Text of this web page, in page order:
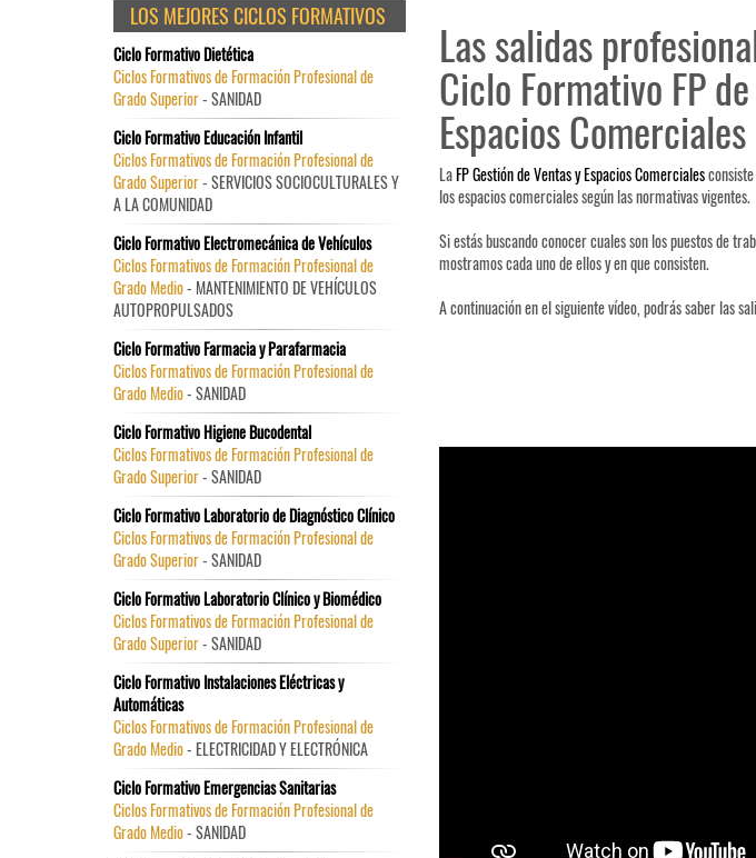
Las salidas
Ciclo Formativo FP
Espacios Comerciales
LaFP Gestión de Ventas y Espacios Comercialesconsiste
los espacios comerciales según las normativas vigentes.
Si estás buscando conocer cuales son los puestos de
mostramos cada uno de ellos y en que consisten.
A continuación en el siguiente vídeo, podrás saber las
LOS MEJORES CICLOS FORMATIVOS
Ciclo Formativo Dietética
Ciclos Formativos de Formación Profesional de
Grado Superior- SANIDAD
Ciclo Formativo Educación Infantil
Ciclos Formativos de Formación Profesional de
Grado Superior- SERVICIOS SOCIOCULTURALES Y
A LA COMUNIDAD
Ciclo Formativo Electromecánica de Vehículos
Ciclos Formativos de Formación Profesional de
Grado Medio- MANTENIMIENTO DE VEHÍCULOS
AUTOPROPULSADOS
Ciclo Formativo Farmacia y Parafarmacia
Ciclos Formativos de Formación Profesional de
Grado Medio- SANIDAD
Ciclo Formativo Higiene Bucodental
Ciclos Formativos de Formación Profesional de
Grado Superior- SANIDAD
Ciclo Formativo Laboratorio de Diagnóstico Clínico
Ciclos Formativos de Formación Profesional de
Grado Superior- SANIDAD
Ciclo Formativo Laboratorio Clínico y Biomédico
Ciclos Formativos de Formación Profesional de
Grado Superior- SANIDAD
Ciclo Formativo Instalaciones Eléctricas y
Automáticas
Ciclos Formativos de Formación Profesional de
Grado Medio- ELECTRICIDAD Y ELECTRÓNICA
Ciclo Formativo Emergencias Sanitarias
Ciclos Formativos de Formación Profesional de
Grado Medio- SANIDAD